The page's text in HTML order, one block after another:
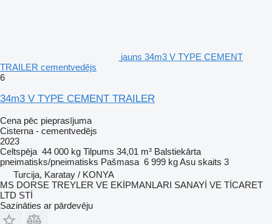
jauns 34m3 V TYPE CEMENT
TRAILER cementvedējs
6
34m3 V TYPE CEMENT TRAILER
Cena pēc pieprasījuma
Cisterna - cementvedējs
2023
Celtspēja 44 000 kg Tilpums 34,01 m³ Balstiekārta
pneimatisks/pneimatisks Pašmasa 6 999 kgAsu skaits 3
Turcija, Karatay / KONYA
MS DORSE TREYLER VE EKİPMANLARI SANAYİ VE TİCARET
LTD STİ
Sazināties ar pārdevēju